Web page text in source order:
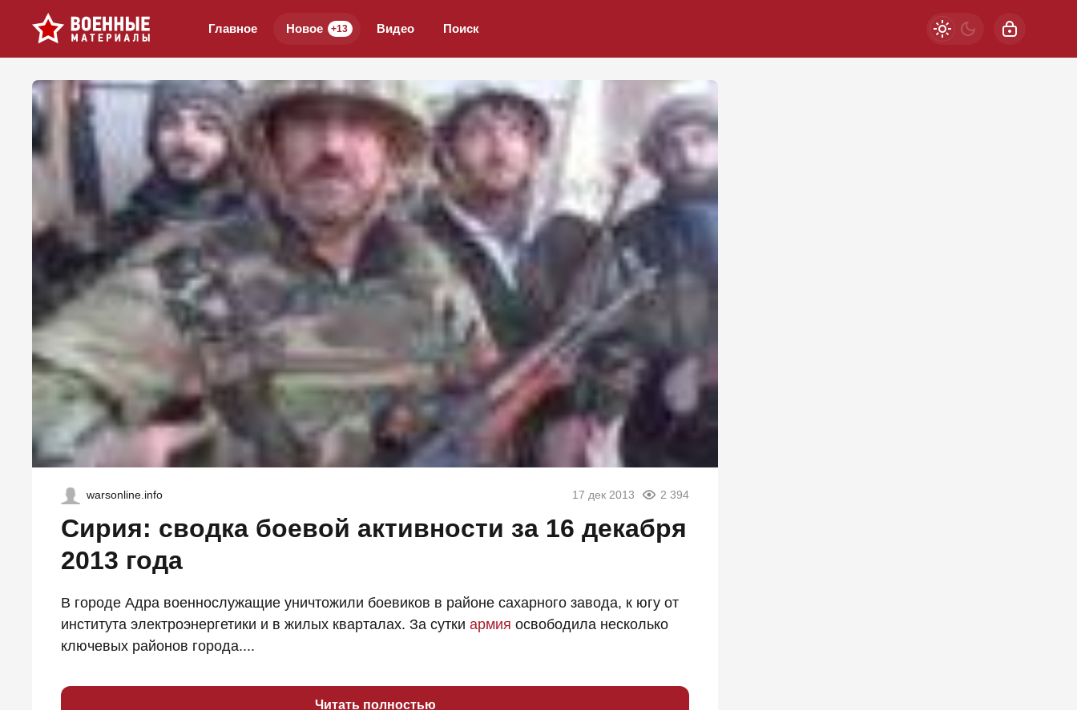
Главное Новое +13 Видео Поиск
warsonline.info 17 дек 2013 2 394
Сирия: сводка боевой активности за 16 декабря
2013 года
В городе Адра военнослужащие уничтожили боевиков в районе сахарного завода, к югу от
института электроэнергетики и в жилых кварталах. За сутки армия освободила несколько
ключевых районов города....
Читать полностью